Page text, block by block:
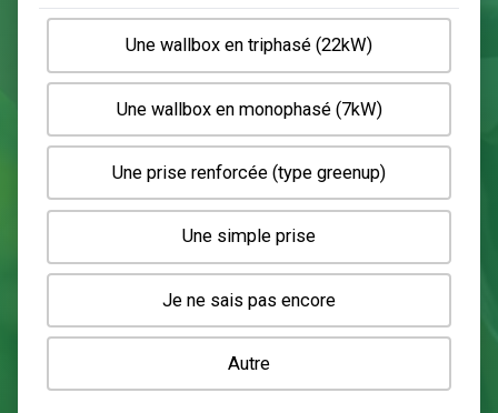
Quel type de borne souhaitez-
installer ?
Une wallbox en triphasé (22kW)
Une wallbox en monophasé (7kW)
Une prise renforcée (type greenup)